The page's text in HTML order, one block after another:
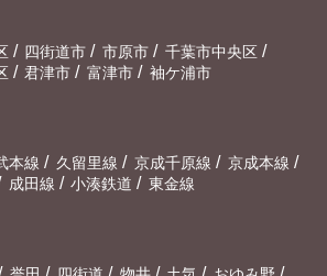
/ 四街道市 / 市原市 / 千葉市中央区 /
/ 君津市 / 富津市 / 袖ケ浦市
本線 / 久留里線 / 京成千原線 / 京成本線 /
成田線 / 小湊鉄道 / 東金線